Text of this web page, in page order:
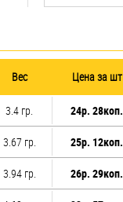
Вес Цена за шт
3.4 гр. 24р. 28коп.
3.67 гр. 25р. 12коп.
3.94 гр. 26р. 29коп.